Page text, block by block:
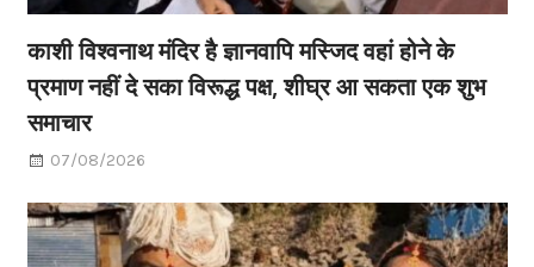
काशी विश्वनाथ मंदिर है ज्ञानवापि मस्जिद वहां होने के
प्रमाण नहीं दे सका विरूद्ध पक्ष, शीघ्र आ सकता एक शुभ
समाचार
07/08/2026